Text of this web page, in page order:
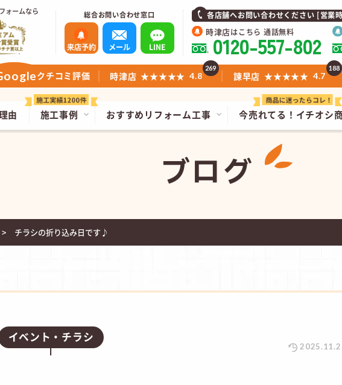
ォームなら 総合お問い合わせ窓口
来店予約 メール LINE
各店舗へお問い合わせください [営
時津店はこちら 通話無料
0120-557-802
今売れてる！ イチオシ
施工事例 おすすめリフォーム工事
由
クチコミ評価 時津店 ★★★★★ 4.8
269
諫早店 ★★★★★ 4.7
188
ブログ
チラシの折り込み日です♪
イベント・チラシ